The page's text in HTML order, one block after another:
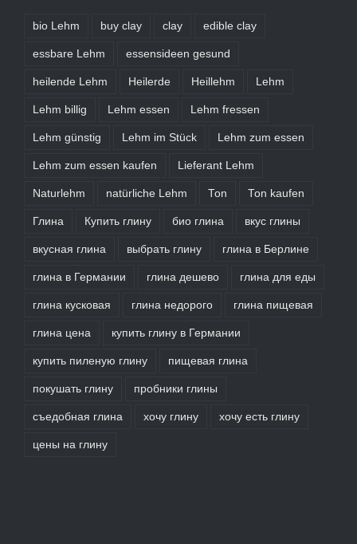
bio Lehm buy clay clay edible clay
essbare Lehm essensideen gesund
heilende Lehm Heilerde Heillehm Lehm
Lehm billig Lehm essen Lehm fressen
Lehm günstig Lehm im Stück Lehm zum essen
Lehm zum essen kaufen Lieferant Lehm
Naturlehm natürliche Lehm Ton Ton kaufen
Глина Купить глину био глина вкус глины
вкусная глина выбрать глину глина в Берлине
глина в Германии глина дешево глина для еды
глина кусковая глина недорого глина пищевая
глина цена купить глину в Германии
купить пиленую глину пищевая глина
покушать глину пробники глины
съедобная глина хочу глину хочу есть глину
цены на глину